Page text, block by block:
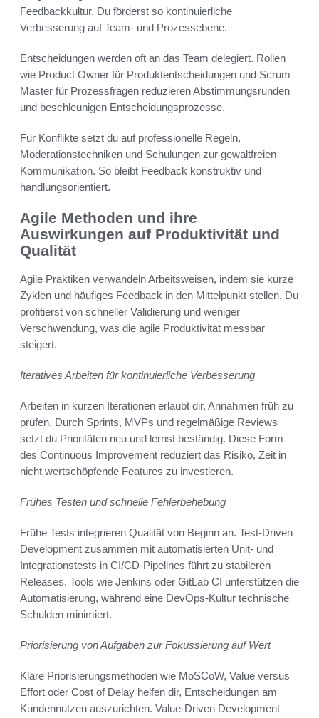
Feedbackkultur. Du förderst so kontinuierliche
Verbesserung auf Team- und Prozessebene.
Entscheidungen werden oft an das Team delegiert. Rollen
wie Product Owner für Produktentscheidungen und Scrum
Master für Prozessfragen reduzieren Abstimmungsrunden
und beschleunigen Entscheidungsprozesse.
Für Konflikte setzt du auf professionelle Regeln,
Moderationstechniken und Schulungen zur gewaltfreien
Kommunikation. So bleibt Feedback konstruktiv und
handlungsorientiert.
Agile Methoden und ihre
Auswirkungen auf Produktivität und
Qualität
Agile Praktiken verwandeln Arbeitsweisen, indem sie kurze
Zyklen und häufiges Feedback in den Mittelpunkt stellen. Du
profitierst von schneller Validierung und weniger
Verschwendung, was die agile Produktivität messbar
steigert.
Iteratives Arbeiten für kontinuierliche Verbesserung
Arbeiten in kurzen Iterationen erlaubt dir, Annahmen früh zu
prüfen. Durch Sprints, MVPs und regelmäßige Reviews
setzt du Prioritäten neu und lernst beständig. Diese Form
des Continuous Improvement reduziert das Risiko, Zeit in
nicht wertschöpfende Features zu investieren.
Frühes Testen und schnelle Fehlerbehebung
Frühe Tests integrieren Qualität von Beginn an. Test-Driven
Development zusammen mit automatisierten Unit- und
Integrationstests in CI/CD-Pipelines führt zu stabileren
Releases. Tools wie Jenkins oder GitLab CI unterstützen die
Automatisierung, während eine DevOps-Kultur technische
Schulden minimiert.
Priorisierung von Aufgaben zur Fokussierung auf Wert
Klare Priorisierungsmethoden wie MoSCoW, Value versus
Effort oder Cost of Delay helfen dir, Entscheidungen am
Kundennutzen auszurichten. Value-Driven Development